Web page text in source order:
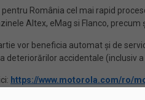
România cel mai rapid
Altex, eMag si Flanco, precum
vor beneficia automat și de
deteriorărilor accidentale (inclusiv a
https://www.motorola.com/ro/